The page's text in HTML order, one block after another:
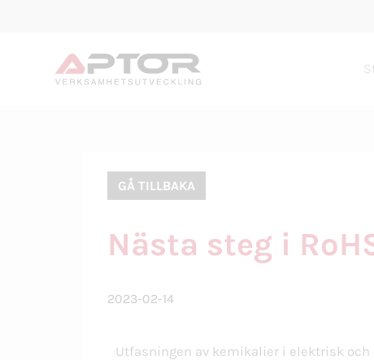
GÅ TILLBAKA
Nästa steg i
2023-02-14
Utfasningen av kemikalier i elektrisk och